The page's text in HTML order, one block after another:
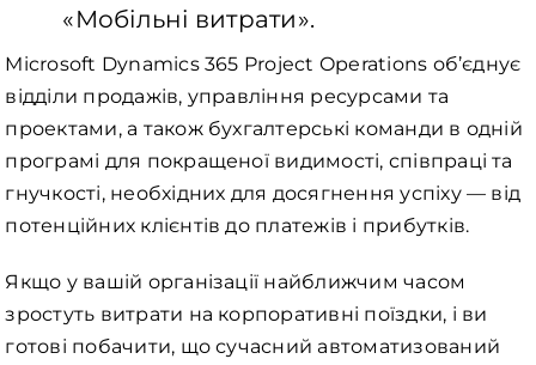
«Мобільні витрати».
Microsoft Dynamics 365 Project Operations об’єднує
відділи продажів, управління ресурсами та
проектами, а також бухгалтерські команди в одній
програмі для покращеної видимості, співпраці та
гнучкості, необхідних для досягнення успіху — від
потенційних клієнтів до платежів і прибутків.
Якщо у вашій організації найближчим часом
зростуть витрати на корпоративні поїздки, і ви
готові побачити, що сучасний автоматизований